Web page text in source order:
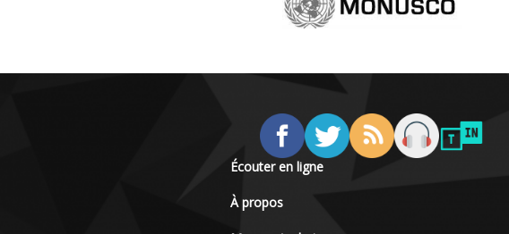
Écouter en ligne
À propos